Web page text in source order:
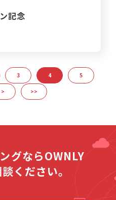
記念
3 4 5
> >>
グならOWNLY
ください。